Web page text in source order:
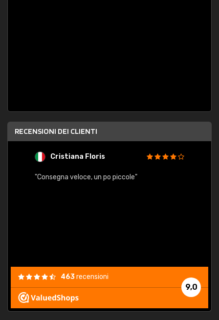
RECENSIONI DEI CLIENTI
Cristiana Floris
"Consegna veloce, un po piccole"
9,0
463recensioni